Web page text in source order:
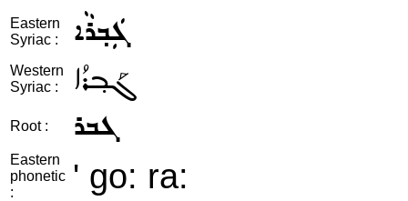
Eastern
Syriac :
ܓܲܒ݂ܪܵܐ
Western
Syriac :
ܓܰܒ݂ܪܳܐ
Root : ܓܒܪ
Eastern
phonetic
:
' go: ra: